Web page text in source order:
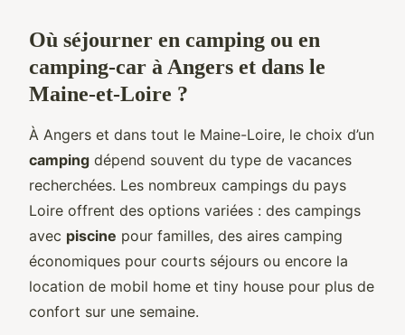
Où séjourner en camping ou en
camping-car à Angers et dans le
Maine-et-Loire ?
À Angers et dans tout le Maine-Loire, le choix d’un
camping dépend souvent du type de vacances
recherchées. Les nombreux campings du pays
Loire offrent des options variées : des campings
avec piscine pour familles, des aires camping
économiques pour courts séjours ou encore la
location de mobil home et tiny house pour plus de
confort sur une semaine.